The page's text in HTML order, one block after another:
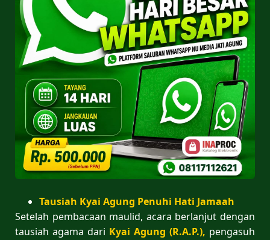
Tausiah Kyai Agung Penuhi Hati Jamaah
Setelah pembacaan maulid, acara berlanjut dengan
tausiah agama dari Kyai Agung (R.A.P.), pengasuh